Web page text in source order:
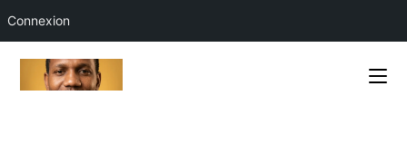
Connexion